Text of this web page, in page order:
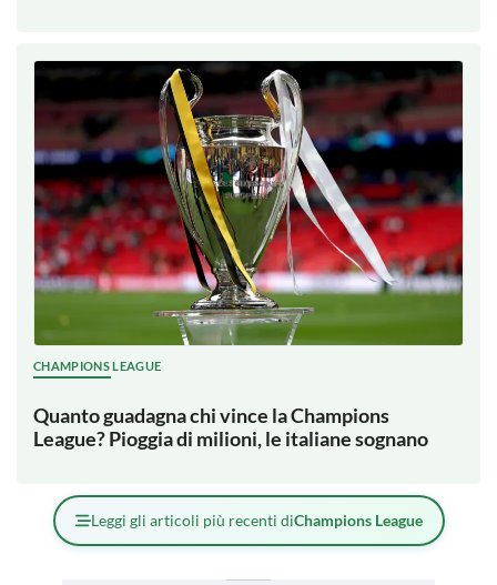
CHAMPIONS LEAGUE
Quanto guadagna chi vince la Champions
League? Pioggia di milioni, le italiane sognano
Leggi gli articoli più recenti diChampions League